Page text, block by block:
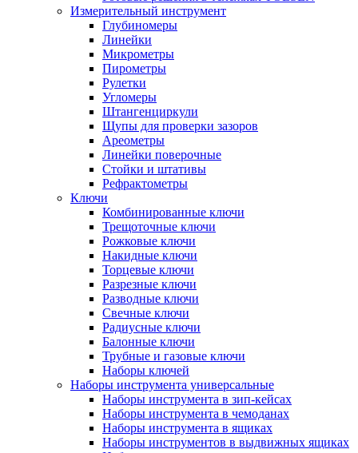
Измерительный инструмент
Глубиномеры
Линейки
Микрометры
Пирометры
Рулетки
Угломеры
Штангенциркули
Щупы для проверки зазоров
Ареометры
Линейки поверочные
Стойки и штативы
Рефрактометры
Ключи
Комбинированные ключи
Трещоточные ключи
Рожковые ключи
Накидные ключи
Торцевые ключи
Разрезные ключи
Разводные ключи
Свечные ключи
Радиусные ключи
Балонные ключи
Трубные и газовые ключи
Наборы ключей
Наборы инструмента универсальные
Наборы инструмента в зип-кейсах
Наборы инструмента в чемоданах
Наборы инструмента в ящиках
Наборы инструментов в выдвижных ящиках